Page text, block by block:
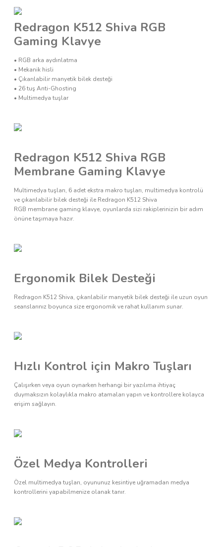
Redragon K512 Shiva RGB
Gaming Klavye
• RGB arka aydınlatma
• Mekanik hisli
• Çıkarılabilir manyetik bilek desteği
• 26 tuş Anti-Ghosting
• Multimedya tuşlar
Redragon K512 Shiva RGB
Membrane Gaming Klavye
Multimedya tuşları, 6 adet ekstra makro tuşları, multimedya kontrolü
ve çıkarılabilir bilek desteği ile Redragon K512 Shiva
RGB membrane gaming klavye, oyunlarda sizi rakiplerinizin bir adım
önüne taşımaya hazır.
Ergonomik Bilek Desteği
Redragon K512 Shiva, çıkarılabilir manyetik bilek desteği ile uzun oyun
seanslarınız boyunca size ergonomik ve rahat kullanım sunar.
Hızlı Kontrol için Makro Tuşları
Çalışırken veya oyun oynarken herhangi bir yazılıma ihtiyaç
duymaksızın kolaylıkla makro atamaları yapın ve kontrollere kolayca
erişim sağlayın.
Özel Medya Kontrolleri
Özel multimedya tuşları, oyununuz kesintiye uğramadan medya
kontrollerini yapabilmenize olanak tanır.